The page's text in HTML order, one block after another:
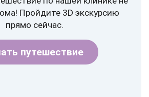
Пройдите 3D экскурсию
прямо сейчас.
путешествие